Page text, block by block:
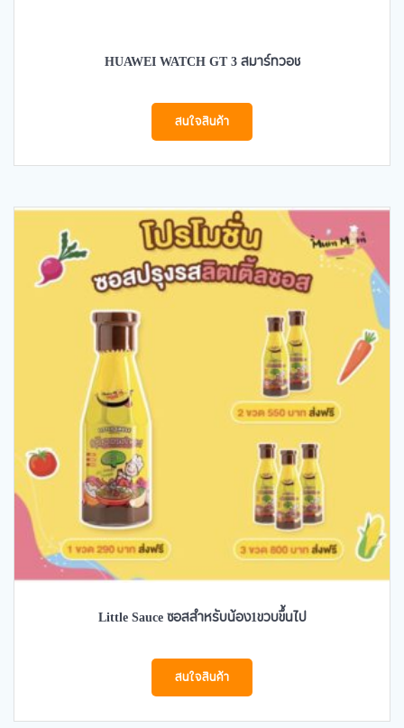
HUAWEI WATCH GT 3 สมาร์ทวอช
สนใจสินค้า
Little Sauce ซอสสำหรับน้อง1ขวบขึ้นไป
สนใจสินค้า